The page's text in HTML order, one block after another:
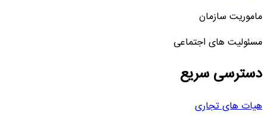
ماموریت سازمان
مسئولیت های اجتماعی
دسترسی سریع
هیات های تجاری